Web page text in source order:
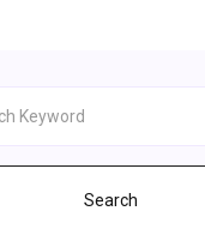
Search